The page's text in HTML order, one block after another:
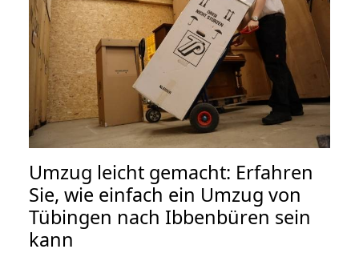
Umzug leicht gemacht: Erfahren
Sie, wie einfach ein Umzug von
Tübingen nach Ibbenbüren sein
kann